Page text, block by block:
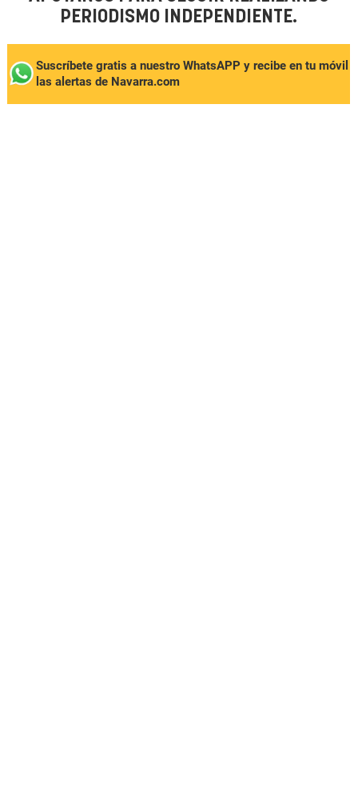
PERIODISMO INDEPENDIENTE.
Suscríbete gratis a nuestro WhatsAPP y recibe en tu móvil
las alertas de Navarra.com